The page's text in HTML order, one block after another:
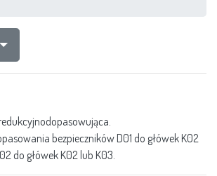
bezpieczników D01 do główek K02
do główek K02 lub K03.